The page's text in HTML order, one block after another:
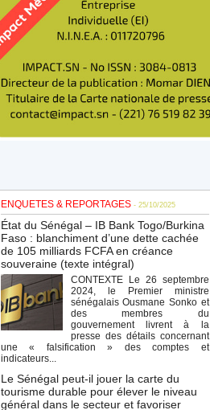
ENQUETES & REPORTAGES - 25/10/2025
État du Sénégal – IB Bank Togo/Burkina
Faso : blanchiment d’une dette cachée
de 105 milliards FCFA en créance
souveraine (texte intégral)
CONTEXTE Le 26 septembre
2024, le Premier ministre
sénégalais Ousmane Sonko et
des membres du
gouvernement livrent à la
presse des détails concernant
une « falsification » des comptes et
indicateurs...
Le Sénégal peut-il jouer la carte du
tourisme durable pour élever le niveau
général dans le secteur et favoriser